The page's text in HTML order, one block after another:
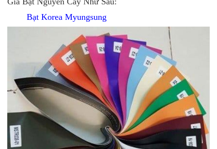
Bạt Korea Myungsung